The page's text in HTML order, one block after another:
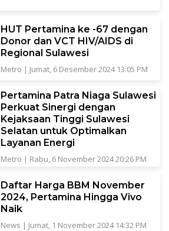
HUT Pertamina ke -67 dengan
Donor dan VCT HIV/AIDS di
Regional Sulawesi
Metro | Jumat, 6 Desember 2024 13:05 PM
Pertamina Patra Niaga Sulawesi
Perkuat Sinergi dengan
Kejaksaan Tinggi Sulawesi
Selatan untuk Optimalkan
Layanan Energi
Metro | Rabu, 6 November 2024 20:26 PM
Daftar Harga BBM November
2024, Pertamina Hingga Vivo
Naik
News | Jumat, 1 November 2024 14:32 PM